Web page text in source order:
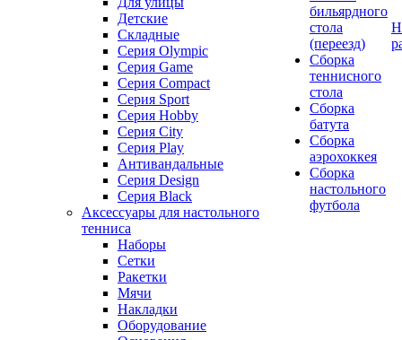
Детские
Складные
Серия Olympic
Серия Game
Серия Compact
Серия Sport
Серия Hobby
Серия City
Серия Play
Антивандальные
Серия Design
Серия Black
Аксессуары для настольного
тенниса
Наборы
Сетки
Ракетки
Мячи
Накладки
Оборудование
бильярдного
стола
(переезд)
Сборка
теннисного
стола
Сборка
батута
Сборка
аэрохоккея
Сборка
настольного
футбола